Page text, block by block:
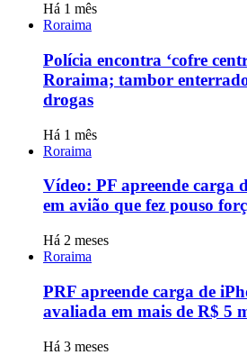
Há 1 mês
Roraima
Polícia encontra ‘cofre
Roraima; tambor
drogas
Há 1 mês
Roraima
Vídeo: PF apreende carga
em avião que fez pouso
Há 2 meses
Roraima
PRF apreende carga de
avaliada em mais de R$ 5
Há 3 meses